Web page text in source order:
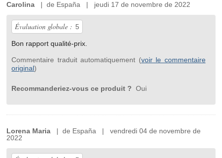
Carolina | de España | jeudi 17 de novembre de 2022
Évaluation globale : 5
Bon rapport qualité-prix.
Commentaire traduit automatiquement (voir le commentaire
original)
Recommanderiez-vous ce produit ? Oui
Lorena Maria | de España | vendredi 04 de novembre de
2022